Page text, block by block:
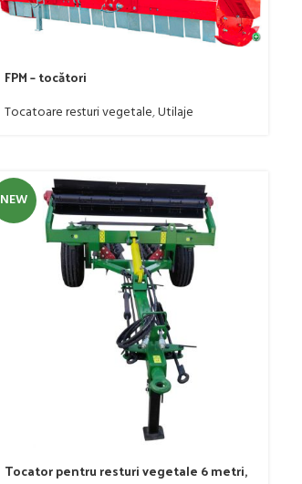
FPM – tocători
Tocatoare resturi vegetale,Utilaje
NEW
Tocator pentru resturi vegetale 6 metri,